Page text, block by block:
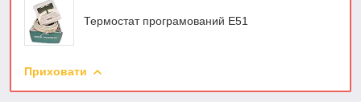
Термостат програмований Е51
Приховати